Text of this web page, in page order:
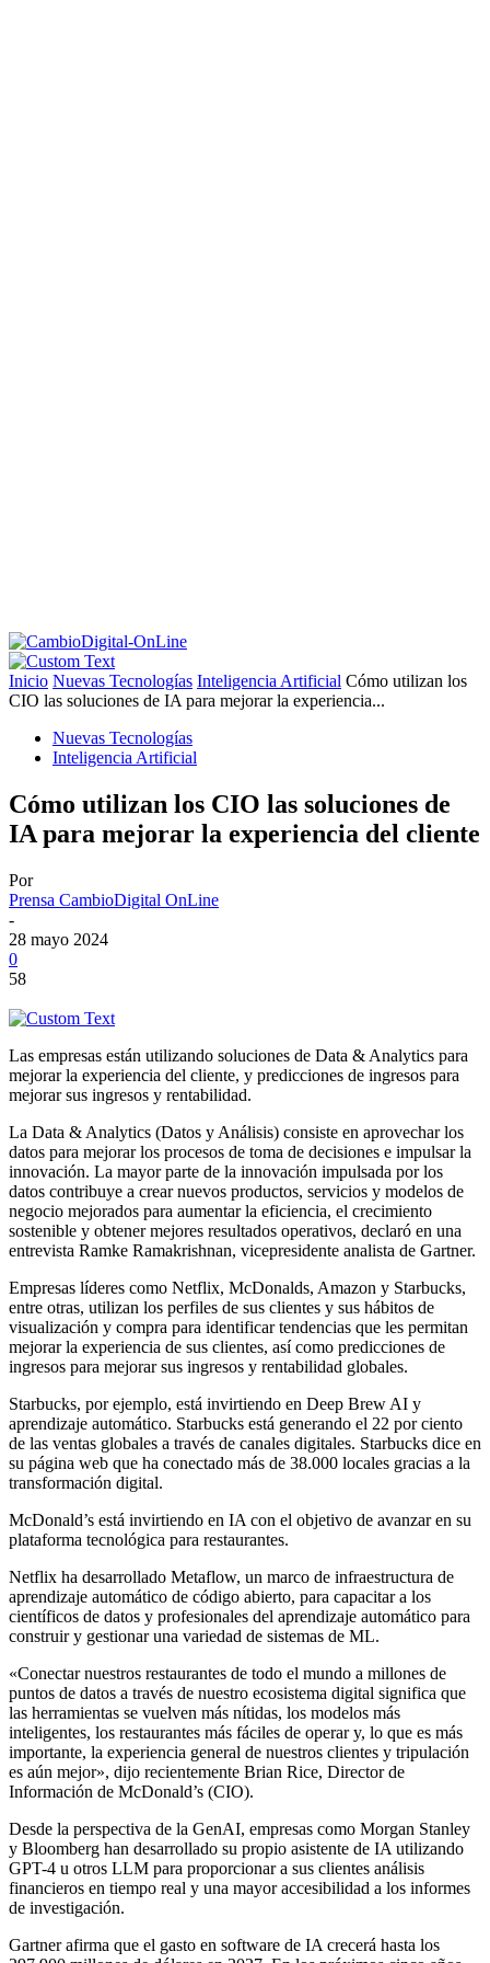
Inicio Nuevas Tecnologías Inteligencia Artificial Cómo utilizan los
CIO las soluciones de IA para mejorar la experiencia...
Nuevas Tecnologías
Inteligencia Artificial
Cómo utilizan los CIO las soluciones de
IA para mejorar la experiencia del cliente
Por
Prensa CambioDigital OnLine
-
28 mayo 2024
0
58
Las empresas están utilizando soluciones de Data & Analytics para
mejorar la experiencia del cliente, y predicciones de ingresos para
mejorar sus ingresos y rentabilidad.
La Data & Analytics (Datos y Análisis) consiste en aprovechar los
datos para mejorar los procesos de toma de decisiones e impulsar la
innovación. La mayor parte de la innovación impulsada por los
datos contribuye a crear nuevos productos, servicios y modelos de
negocio mejorados para aumentar la eficiencia, el crecimiento
sostenible y obtener mejores resultados operativos, declaró en una
entrevista Ramke Ramakrishnan, vicepresidente analista de Gartner.
Empresas líderes como Netflix, McDonalds, Amazon y Starbucks,
entre otras, utilizan los perfiles de sus clientes y sus hábitos de
visualización y compra para identificar tendencias que les permitan
mejorar la experiencia de sus clientes, así como predicciones de
ingresos para mejorar sus ingresos y rentabilidad globales.
Starbucks, por ejemplo, está invirtiendo en Deep Brew AI y
aprendizaje automático. Starbucks está generando el 22 por ciento
de las ventas globales a través de canales digitales. Starbucks dice en
su página web que ha conectado más de 38.000 locales gracias a la
transformación digital.
McDonald’s está invirtiendo en IA con el objetivo de avanzar en su
plataforma tecnológica para restaurantes.
Netflix ha desarrollado Metaflow, un marco de infraestructura de
aprendizaje automático de código abierto, para capacitar a los
científicos de datos y profesionales del aprendizaje automático para
construir y gestionar una variedad de sistemas de ML.
«Conectar nuestros restaurantes de todo el mundo a millones de
puntos de datos a través de nuestro ecosistema digital significa que
las herramientas se vuelven más nítidas, los modelos más
inteligentes, los restaurantes más fáciles de operar y, lo que es más
importante, la experiencia general de nuestros clientes y tripulación
es aún mejor», dijo recientemente Brian Rice, Director de
Información de McDonald’s (CIO).
Desde la perspectiva de la GenAI, empresas como Morgan Stanley
y Bloomberg han desarrollado su propio asistente de IA utilizando
GPT-4 u otros LLM para proporcionar a sus clientes análisis
financieros en tiempo real y una mayor accesibilidad a los informes
de investigación.
Gartner afirma que el gasto en software de IA crecerá hasta los